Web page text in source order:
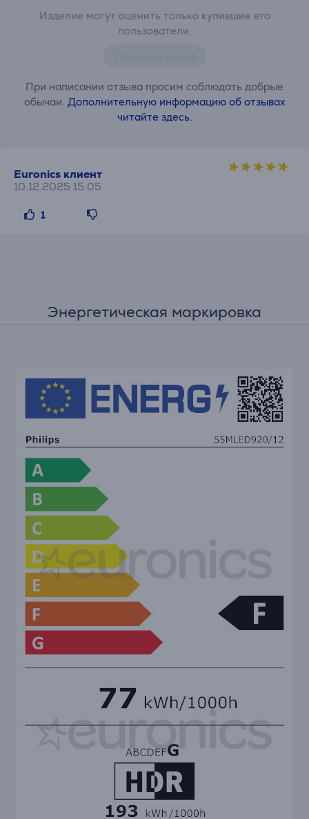
Изделие могут оценить только купившие его
пользователи.
При написании отзыва просим соблюдать добрые
обычаи. Дополнительную информацию об отзывах
читайте здесь.
Euronics клиент
10.12.2025 15:05
1
Энергетическая маркировка